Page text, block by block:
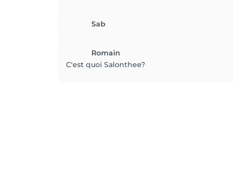
Sab
Romain
C'est quoi Salonthee?